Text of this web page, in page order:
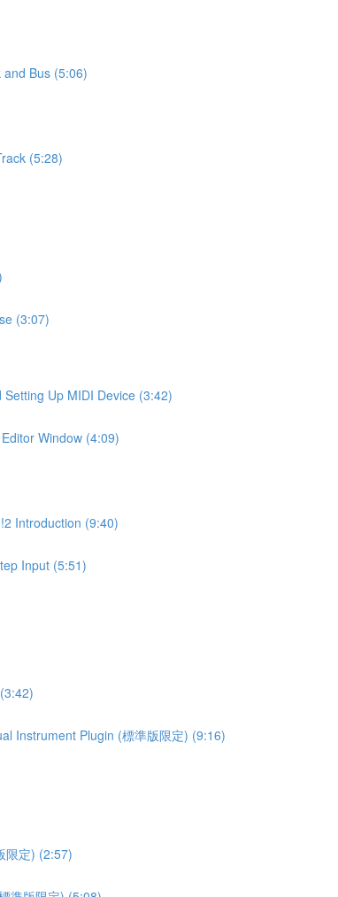
and Bus (5:06)
(5:28)
(3:07)
Up MIDI Device (3:42)
Window (4:09)
Introduction (9:40)
Input (5:51)
Instrument Plugin (標準版限定) (9:16)
限定) (2:57)